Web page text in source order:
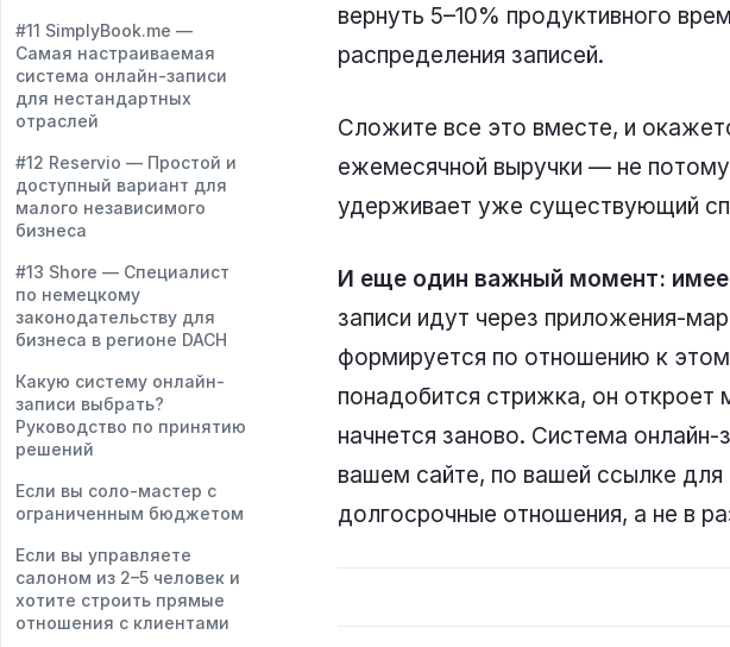
#11 SimplyBook.me —
Самая настраиваемая
система онлайн-записи
для нестандартных
отраслей
#12 Reservio — Простой и
доступный вариант для
малого независимого
бизнеса
#13 Shore — Специалист
по немецкому
законодательству для
бизнеса в регионе DACH
Какую систему онлайн-
записи выбрать?
Руководство по принятию
решений
Если вы соло-мастер с
ограниченным бюджетом
Если вы управляете
салоном из 2–5 человек и
хотите строить прямые
отношения с клиентами
вернуть 5–10% продуктивного
распределения записей.
Сложите все это вместе, и
ежемесячной выручки — не
удерживает уже существующий
И еще один важный момент:
записи идут через приложения-
формируется по отношению к
понадобится стрижка, он откроет
начнется заново. Система
вашем сайте, по вашей ссылке
долгосрочные отношения, а не в